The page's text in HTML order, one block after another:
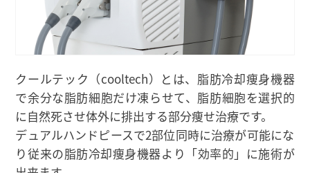
クールテック（cooltech）とは、脂肪冷却痩身機器
で余分な脂肪細胞だけ凍らせて、脂肪細胞を選択的
に自然死させ体外に排出する部分痩せ治療です。
デュアルハンドピースで2部位同時に治療が可能にな
り従来の脂肪冷却痩身機器より「効率的」に施術が